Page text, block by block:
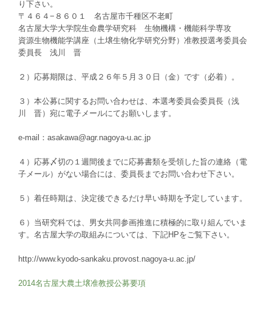
り下さい。
〒４６４−８６０１ 名古屋市千種区不老町
名古屋大学大学院生命農学研究科 生物機構・機能科学専攻
資源生物機能学講座（土壌生物化学研究分野）准教授選考委員会
委員長 浅川 晋
２）応募期限は、平成２６年５月３０日（金）です（必着）。
３）本公募に関するお問い合わせは、本選考委員会委員長（浅
川 晋）宛に電子メールにてお願いします。
e-mail：asakawa@agr.nagoya-u.ac.jp
４）応募〆切の１週間後までに応募書類を受領した旨の連絡（電
子メール）がない場合には、委員長までお問い合わせ下さい。
５）着任時期は、決定後できるだけ早い時期を予定しています。
６）当研究科では、男女共同参画推進に積極的に取り組んでいま
す。名古屋大学の取組みについては、下記HPをご覧下さい。
http://www.kyodo-sankaku.provost.nagoya-u.ac.jp/
2014名古屋大農土壌准教授公募要項